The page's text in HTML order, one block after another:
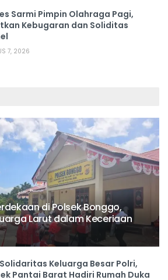
Sarmi Pimpin Olahraga Pagi,
Kebugaran dan Soliditas
7, 2026
di Polsek Bonggo,
Larut dalam Keceriaan
Keluarga Besar Polri,
Pantai Barat Hadiri Rumah Duka